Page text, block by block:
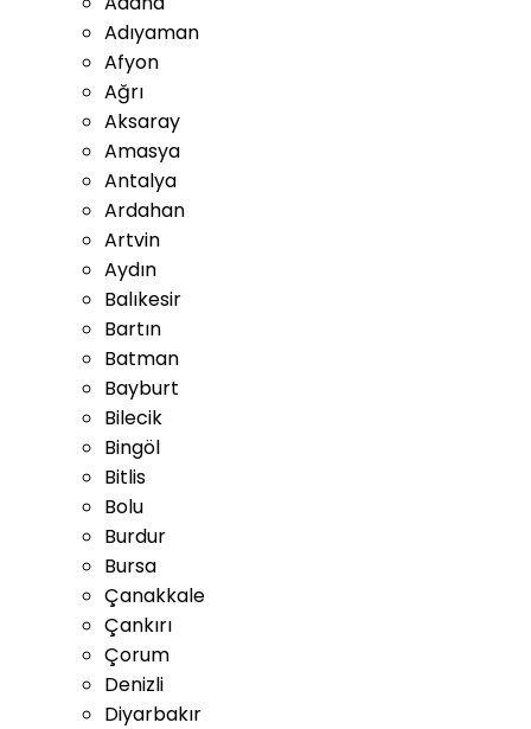
Adıyaman
Afyon
Ağrı
Aksaray
Amasya
Antalya
Ardahan
Artvin
Aydın
Balıkesir
Bartın
Batman
Bayburt
Bilecik
Bingöl
Bitlis
Bolu
Burdur
Bursa
Çanakkale
Çankırı
Çorum
Denizli
Diyarbakır